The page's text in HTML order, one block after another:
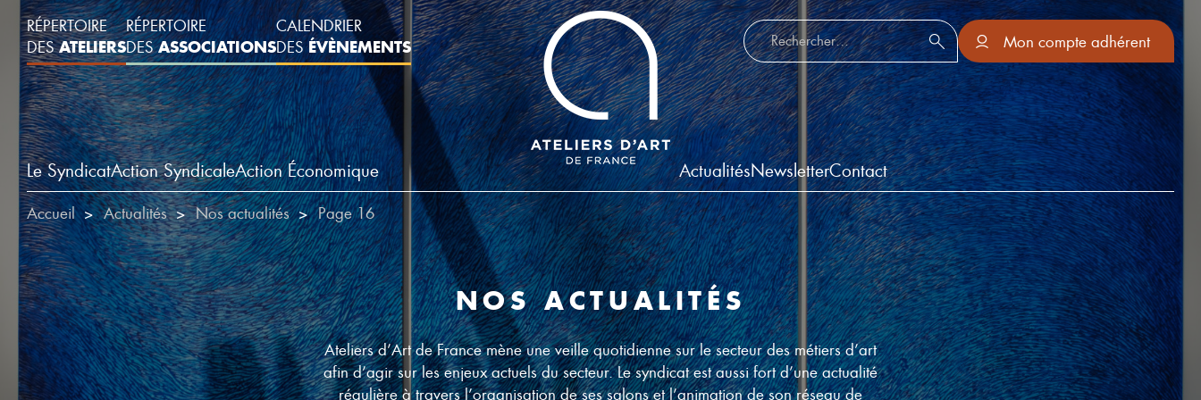
RÉPERTOIRE
DESATELIERS
RÉPERTOIRE
DESASSOCIATIONS
CALENDRIER
DESÉVÈNEMENTS
Le SyndicatAction SyndicaleAction Économique
Rechercher :
Mon compte adhérent
ActualitésNewsletterContact
Accueil Actualités Nos actualités Page 16
NOS ACTUALITÉS
Ateliers d’Art de France mène une veille quotidienne sur le secteur des métiers d’art
afin d’agir sur les enjeux actuels du secteur. Le syndicat est aussi fort d’une actualité
régulière à travers l’organisation de ses salons et l’animation de son réseau de